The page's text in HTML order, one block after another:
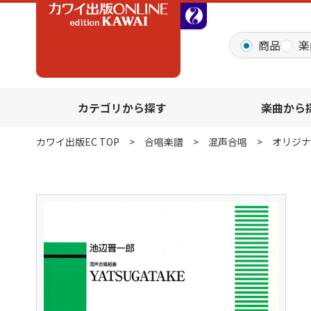
商品
カテゴリから探す 楽曲から
カワイ出版EC TOP 合唱楽譜 混声合唱 オリジ